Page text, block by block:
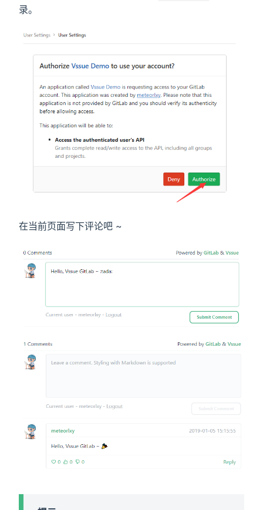
录。
在当前页面写下评论吧 ~